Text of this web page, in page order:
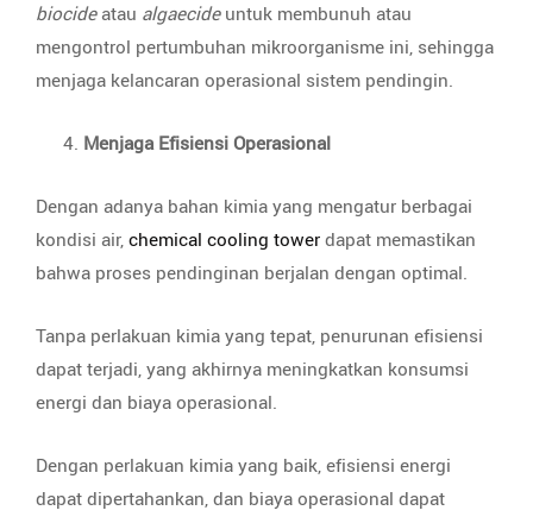
biocideatau algaecideuntuk membunuh atau
mengontrol pertumbuhan mikroorganisme ini, sehingga
menjaga kelancaran operasional sistem pendingin.
Menjaga Efisiensi Operasional
Dengan adanya bahan kimia yang mengatur berbagai
kondisi air,chemical cooling towerdapat memastikan
bahwa proses pendinginan berjalan dengan optimal.
Tanpa perlakuan kimia yang tepat, penurunan efisiensi
dapat terjadi, yang akhirnya meningkatkan konsumsi
energi dan biaya operasional.
Dengan perlakuan kimia yang baik, efisiensi energi
dapat dipertahankan, dan biaya operasional dapat